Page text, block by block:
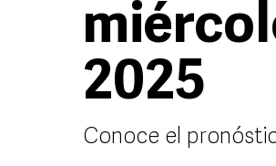
2025
Conoce el